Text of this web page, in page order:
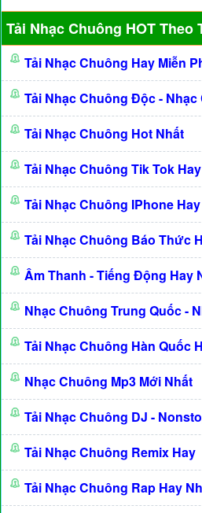
Tải Nhạc Chuông HOT Theo
Tải Nhạc Chuông Hay Miễn
Tải Nhạc Chuông Độc - Nhạc
Tải Nhạc Chuông Hot Nhất
Tải Nhạc Chuông Tik Tok Hay
Tải Nhạc Chuông IPhone Hay
Tải Nhạc Chuông Báo Thức
Âm Thanh - Tiếng Động Hay
Nhạc Chuông Trung Quốc -
Tải Nhạc Chuông Hàn Quốc
Nhạc Chuông Mp3 Mới Nhất
Tải Nhạc Chuông DJ -
Tải Nhạc Chuông Remix Hay
Tải Nhạc Chuông Rap Hay